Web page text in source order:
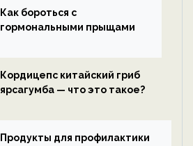
Как бороться с
гормональными прыщами
Кордицепс китайский гриб
ярсагумба — что это такое?
Продукты для профилактики